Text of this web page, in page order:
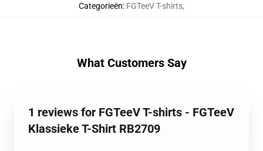
Categorieën: FGTeeV T-shirts,
What Customers Say
1 reviews for FGTeeV T-shirts - FGTeeV
Klassieke T-Shirt RB2709